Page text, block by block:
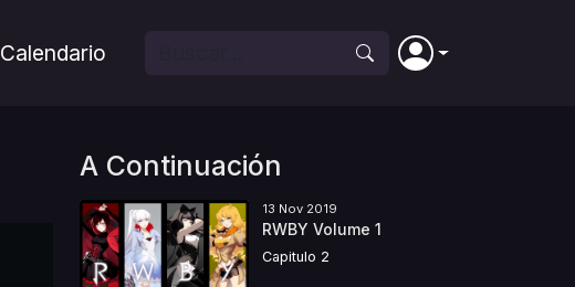
Calendario
A Continuación
13 Nov 2019
RWBY Volume 1
Capitulo 2